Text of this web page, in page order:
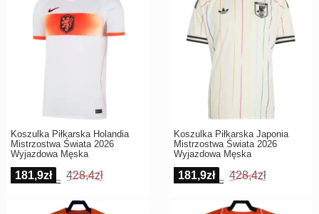
Koszulka Piłkarska Holandia
Mistrzostwa Świata 2026
Wyjazdowa Męska
181,9zł 428,4zł
Koszulka Piłkarska Japonia
Mistrzostwa Świata 2026
Wyjazdowa Męska
181,9zł 428,4zł